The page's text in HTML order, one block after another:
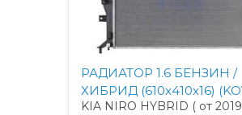
РАДИАТОР 1.6 БЕНЗИН /
ХИБРИД (610x410x16)
KIA NIRO HYBRID ( от